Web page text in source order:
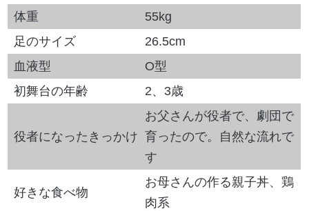
体重
55kg
足のサイズ
26.5cm
血液型
O型
初舞台の年齢
2、3歳
役者になったきっかけ
お父さんが役者で、劇団で
育ったので。自然な流れで
す
好きな食べ物
お母さんの作る親子丼、鶏
肉系